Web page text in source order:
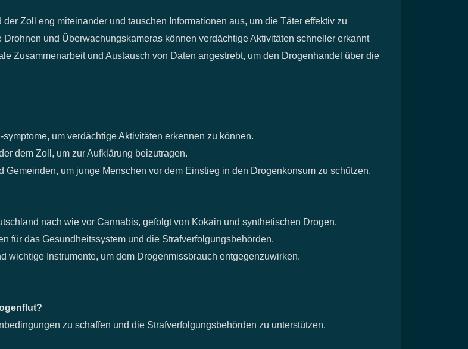
Zoll eng miteinander und tauschen Informationen aus, um die Täter effektiv zu
und Überwachungskameras können verdächtige Aktivitäten schneller erkannt
Zusammenarbeit und Austausch von Daten angestrebt, um den Drogenhandel über die
um verdächtige Aktivitäten erkennen zu können.
dem Zoll, um zur Aufklärung beizutragen.
um junge Menschen vor dem Einstieg in den Drogenkonsum zu schützen.
nach wie vor Cannabis, gefolgt von Kokain und synthetischen Drogen.
für das Gesundheitssystem und die Strafverfolgungsbehörden.
wichtige Instrumente, um dem Drogenmissbrauch entgegenzuwirken.
zu schaffen und die Strafverfolgungsbehörden zu unterstützen.